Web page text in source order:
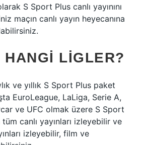
S Sport Plus canlı yayınını
maçın canlı yayın heyecanına
HANGI LIGLER?
ve yıllık S Sport Plus paket
EuroLeague, LaLiga, Serie A,
ve UFC olmak üzere S Sport
tüm canlı yayınları izleyebilir ve
izleyebilir, film ve